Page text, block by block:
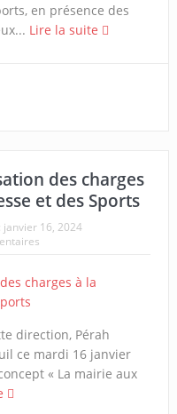
en présence des
Lire la suite
des charges
et des Sports
janvier 16, 2024
direction, Pérah
ce mardi 16 janvier
« La mairie aux